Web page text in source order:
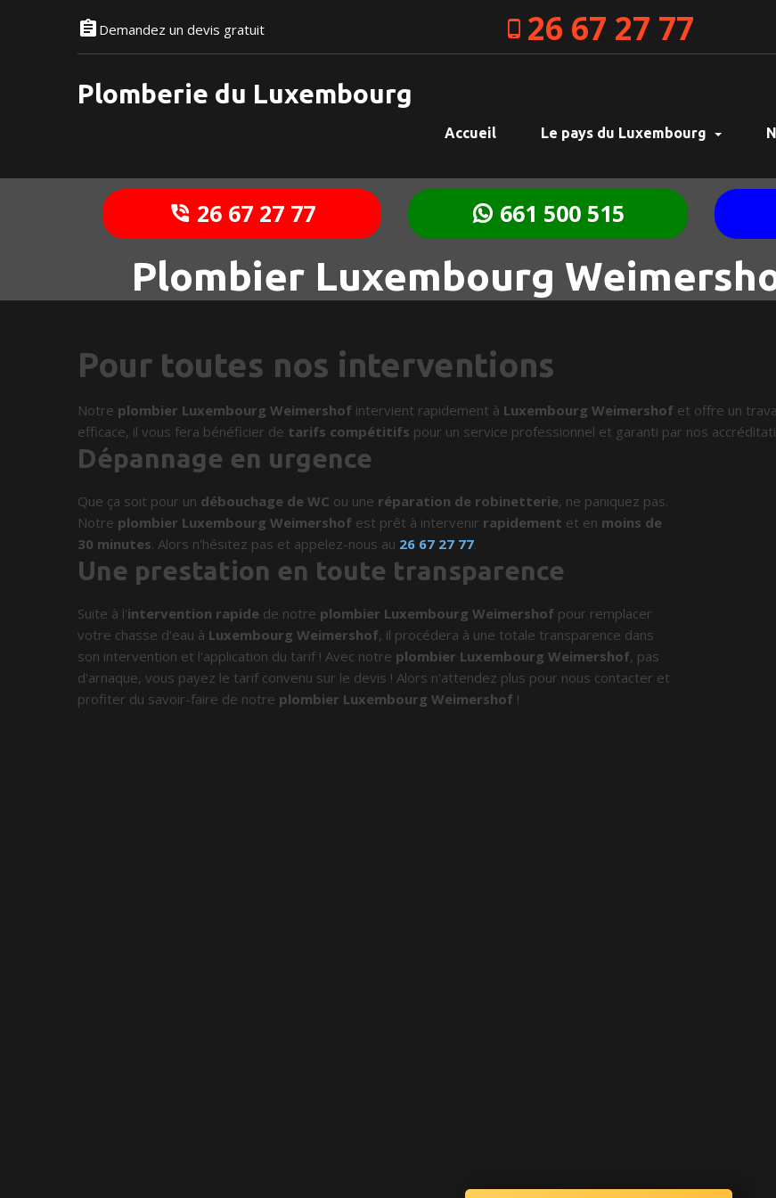
Demandez un devis gratuit 26 67 27 77
Plomberie du Luxembourg
Accueil Le pays du Luxembourg
26 67 27 77 661 500 515
Plombier Luxembourg
Pour toutes nos interventions
Notre plombier Luxembourg Weimershof intervient rapidement à Luxembourg Weimershof et offre un
efficace, il vous fera bénéficier de tarifs compétitifs pour un service professionnel et garanti par nos
Dépannage en urgence
Que ça soit pour un débouchage de WC ou une réparation de robinetterie, ne paniquez pas.
Notre plombier Luxembourg Weimershof est prêt à intervenir rapidement et en moins de
30 minutes. Alors n'hésitez pas et appelez-nous au 26 67 27 77.
Une prestation en toute transparence
Suite à l'intervention rapide de notre plombier Luxembourg Weimershof pour remplacer
votre chasse d'eau à Luxembourg Weimershof, il procédera à une totale transparence dans
son intervention et l'application du tarif ! Avec notre plombier Luxembourg Weimershof, pas
d'arnaque, vous payez le tarif convenu sur le devis ! Alors n'attendez plus pour nous contacter et
profiter du savoir-faire de notre plombier Luxembourg Weimershof !